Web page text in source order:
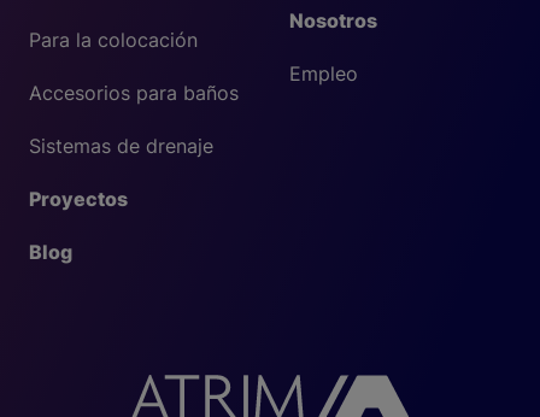
Nosotros
Empleo
Para la colocación
Accesorios para baños
Sistemas de drenaje
Proyectos
Blog